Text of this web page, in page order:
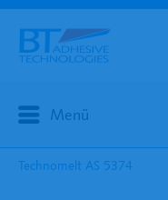
Menü
Technomelt AS 5374